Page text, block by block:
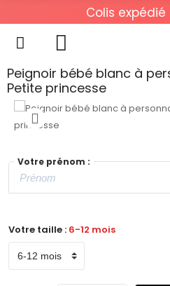
Colis
Peignoir bébé blanc à
Petite princesse
Votre prénom :
Votre taille : 6-12 mois